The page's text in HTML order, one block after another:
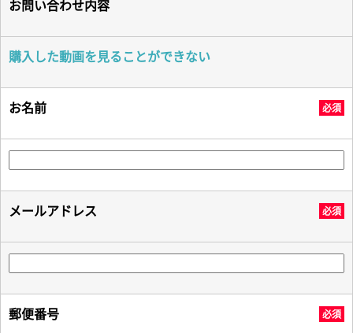
お問い合わせ内容
購入した動画を見ることができない
お名前 必須
メールアドレス 必須
郵便番号 必須